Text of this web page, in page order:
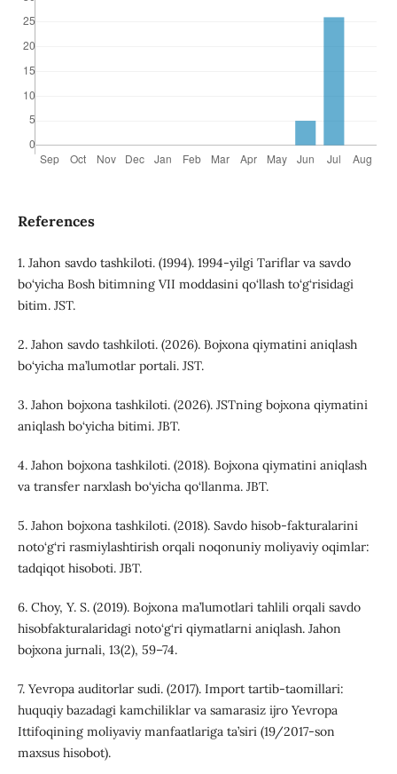
References
1. Jahon savdo tashkiloti. (1994). 1994-yilgi Tariflar va savdo
bo‘yicha Bosh bitimning VII moddasini qo‘llash to‘g‘risidagi
bitim. JST.
2. Jahon savdo tashkiloti. (2026). Bojxona qiymatini aniqlash
bo‘yicha ma’lumotlar portali. JST.
3. Jahon bojxona tashkiloti. (2026). JSTning bojxona qiymatini
aniqlash bo‘yicha bitimi. JBT.
4. Jahon bojxona tashkiloti. (2018). Bojxona qiymatini aniqlash
va transfer narxlash bo‘yicha qo‘llanma. JBT.
5. Jahon bojxona tashkiloti. (2018). Savdo hisob-fakturalarini
noto‘g‘ri rasmiylashtirish orqali noqonuniy moliyaviy oqimlar:
tadqiqot hisoboti. JBT.
6. Choy, Y. S. (2019). Bojxona ma’lumotlari tahlili orqali savdo
hisobfakturalaridagi noto‘g‘ri qiymatlarni aniqlash. Jahon
bojxona jurnali, 13(2), 59–74.
7. Yevropa auditorlar sudi. (2017). Import tartib-taomillari:
huquqiy bazadagi kamchiliklar va samarasiz ijro Yevropa
Ittifoqining moliyaviy manfaatlariga ta’siri (19/2017-son
maxsus hisobot).